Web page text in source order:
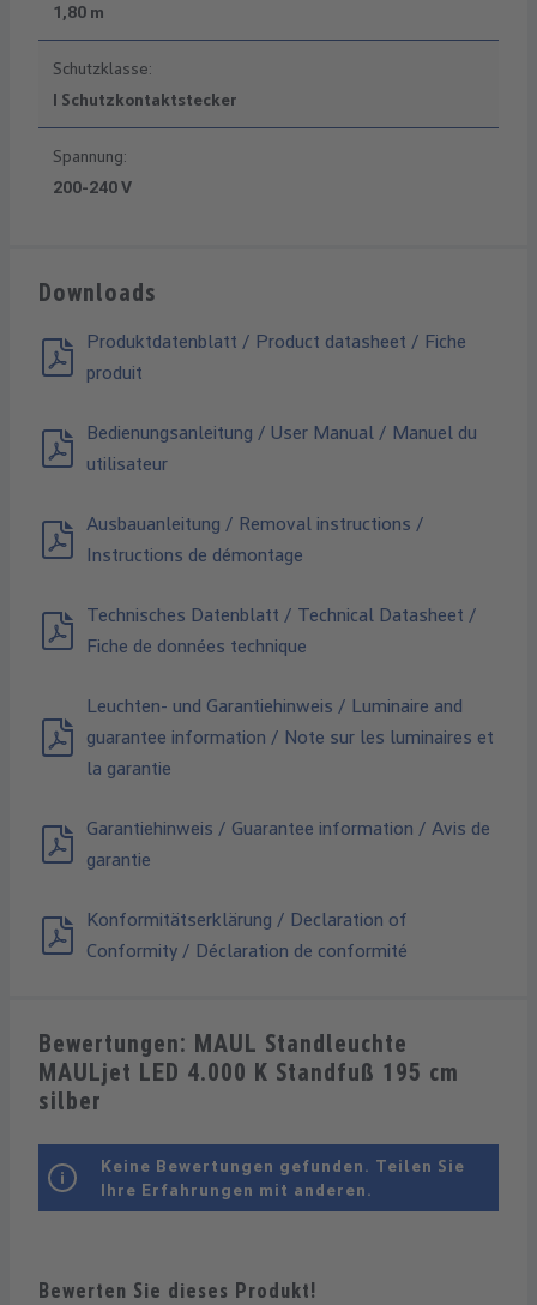
1,80 m
Schutzklasse:
I Schutzkontaktstecker
Spannung:
200-240 V
Downloads
Produktdatenblatt / Product datasheet / Fiche
produit
Bedienungsanleitung / User Manual / Manuel du
utilisateur
Ausbauanleitung / Removal instructions /
Instructions de démontage
Technisches Datenblatt / Technical Datasheet /
Fiche de données technique
Leuchten- und Garantiehinweis / Luminaire and
guarantee information / Note sur les luminaires et
la garantie
Garantiehinweis / Guarantee information / Avis de
garantie
Konformitätserklärung / Declaration of
Conformity / Déclaration de conformité
Bewertungen: MAUL Standleuchte
MAULjet LED 4.000 K Standfuß 195 cm
silber
Bewerten Sie dieses Produkt!
Keine Bewertungen gefunden. Teilen Sie
Ihre Erfahrungen mit anderen.